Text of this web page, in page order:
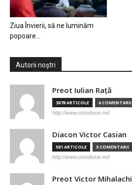
Ziua Învierii, să ne luminăm
popoare…
Autorii noștri
Preot Iulian Raţă
3878 ARTICOLE 6 COMENTARII
http://www.ortodoxia.md
Diacon Victor Casian
581 ARTICOLE 5 COMENTARII
http://www.ortodoxia.md
Preot Victor Mihalachi